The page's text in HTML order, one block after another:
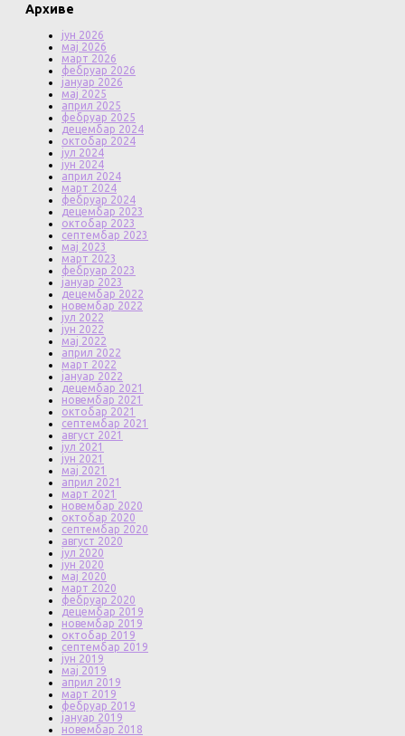
Архиве
јун 2026
мај 2026
март 2026
фебруар 2026
јануар 2026
мај 2025
април 2025
фебруар 2025
децембар 2024
октобар 2024
јул 2024
јун 2024
април 2024
март 2024
фебруар 2024
децембар 2023
октобар 2023
септембар 2023
мај 2023
март 2023
фебруар 2023
јануар 2023
децембар 2022
новембар 2022
јул 2022
јун 2022
мај 2022
април 2022
март 2022
јануар 2022
децембар 2021
новембар 2021
октобар 2021
септембар 2021
август 2021
јул 2021
јун 2021
мај 2021
април 2021
март 2021
новембар 2020
октобар 2020
септембар 2020
август 2020
јул 2020
јун 2020
мај 2020
март 2020
фебруар 2020
децембар 2019
новембар 2019
октобар 2019
септембар 2019
јун 2019
мај 2019
април 2019
март 2019
фебруар 2019
јануар 2019
новембар 2018